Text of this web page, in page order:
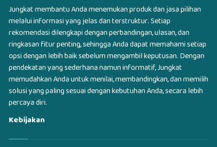
Jungkat membantu Anda menemukan produk dan jasa pilihan
melalui informasi yang jelas dan terstruktur. Setiap
rekomendasi dilengkapi dengan perbandingan, ulasan, dan
ringkasan fitur penting, sehingga Anda dapat memahami setiap
opsi dengan lebih baik sebelum mengambil keputusan. Dengan
pendekatan yang sederhana namun informatif, Jungkat
memudahkan Anda untuk menilai, membandingkan, dan memilih
solusi yang paling sesuai dengan kebutuhan Anda, secara lebih
percaya diri.
Kebijakan